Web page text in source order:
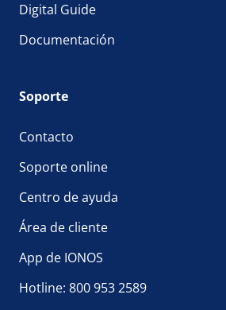
Digital Guide
Documentación
Soporte
Contacto
Soporte online
Centro de ayuda
Área de cliente
App de IONOS
Hotline: 800 953 2589